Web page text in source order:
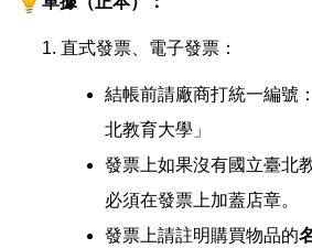
直式發票、電子發票：
結帳前請廠商打統一編號：
北教育大學」
發票上如果沒有國立臺北
必須在發票上加蓋店章。
發票上請註明購買物品的